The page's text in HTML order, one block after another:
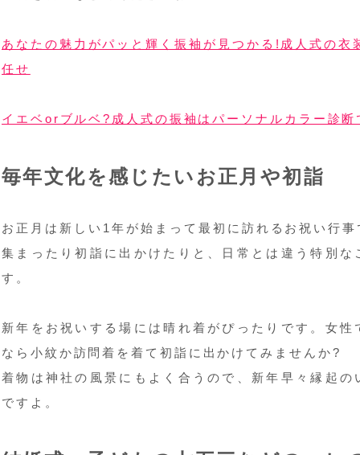
あなたの魅力がパッと輝く振袖が見つかる!成人式の
任せ
イエベorブルベ?成人式の振袖はパーソナルカラー診
毎年文化を感じたいお正月や初詣
お正月は新しい1年が始まって最初に訪れるお祝い行
集まったり初詣に出かけたりと、日常とは違う特別
す。
新年をお祝いする場には晴れ着がぴったりです。女
なら小紋か訪問着を着て初詣に出かけてみませんか?
着物は神社の風景にもよく合うので、新年早々縁起
ですよ。